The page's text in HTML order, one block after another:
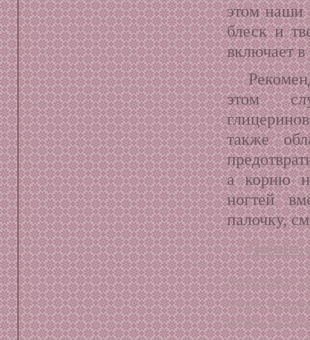
этом наши
блеск и
включает в
этом
также
а корню
ногтей
палочку,
Читать
Размещено в:
Метки:
ногтей,